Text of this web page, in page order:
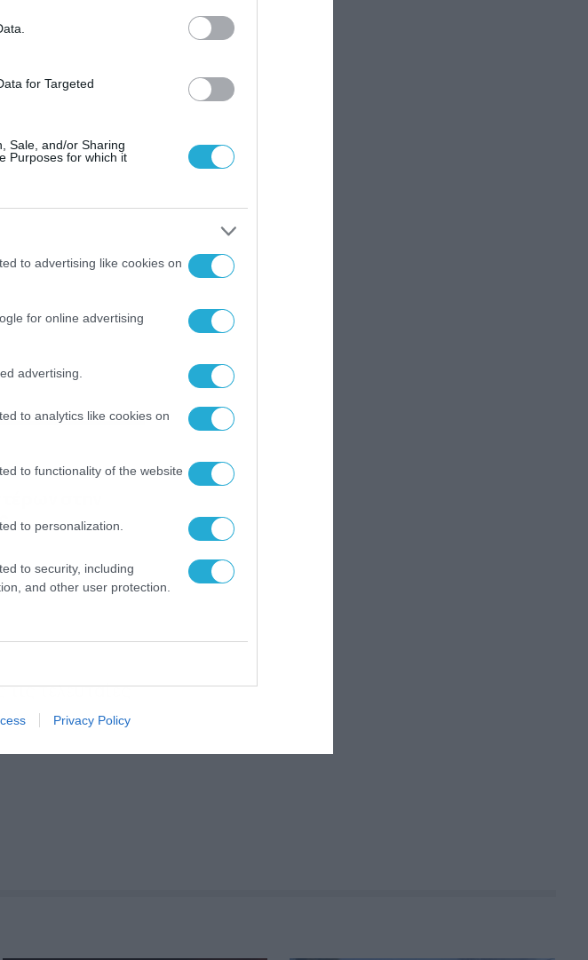
for Targeted
Sale, and/or Sharing
Purposes for which it
to advertising like cookies on
for online advertising
advertising.
to analytics like cookies on
to functionality of the website
to personalization.
to security, including
and other user protection.
Privacy Policy
στην
τις τελευταίες